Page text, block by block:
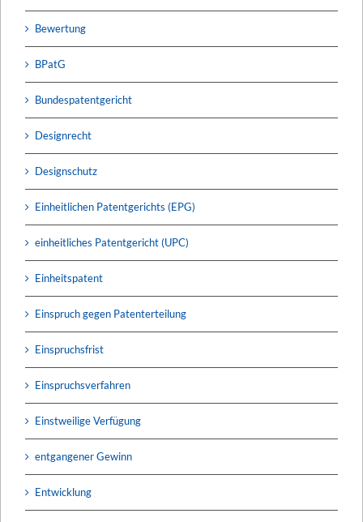
Bewertung
BPatG
Bundespatentgericht
Designrecht
Designschutz
Einheitlichen Patentgerichts (EPG)
einheitliches Patentgericht (UPC)
Einheitspatent
Einspruch gegen Patenterteilung
Einspruchsfrist
Einspruchsverfahren
Einstweilige Verfügung
entgangener Gewinn
Entwicklung